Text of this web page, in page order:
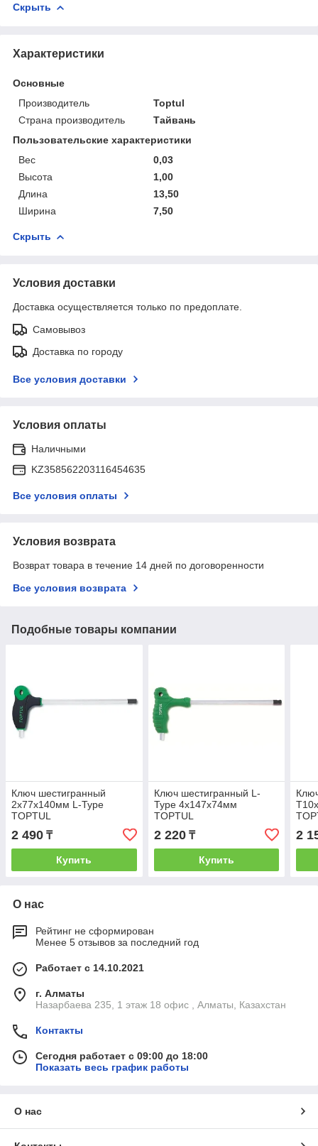
Скрыть
Характеристики
Основные
Производитель
Toptul
Страна производитель
Тайвань
Пользовательские характеристики
Вес
0,03
Высота
1,00
Длина
13,50
Ширина
7,50
Скрыть
Условия доставки
Доставка осуществляется только по предоплате.
Самовывоз
Доставка по городу
Все условия доставки
Условия оплаты
Наличными
KZ358562203116454635
Все условия оплаты
Условия возврата
Возврат товара в течение 14 дней по договоренности
Все условия возврата
Подобные товары компании
Ключ шестигранный
2х77x140мм L-Type
TOPTUL
2 490 ₸
Купить
Ключ шестигранный L-
Type 4х147х74мм
TOPTUL
2 220₸
Купить
2
О нас
Рейтинг не сформирован
Менее 5 отзывов за последний год
Работает с 14.10.2021
г. Алматы
Назарбаева 235, 1 этаж 18 офис , Алматы, Казахстан
Контакты
Сегодня работает с 09:00 до 18:00
Показать весь график работы
О нас